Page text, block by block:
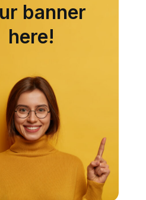
banner
here!